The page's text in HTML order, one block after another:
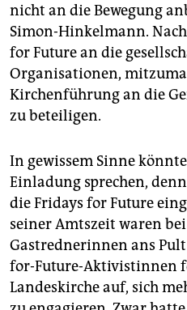
nicht an die Bewegung
Simon-Hinkelmann.
for Future an die
Organisationen,
Kirchenführung an die
zu beteiligen.
In gewissem Sinne
Einladung sprechen,
die Fridays for Future
seiner Amtszeit waren
Gastrednerinnen ans
for-Future-Aktivistinnen
Landeskirche auf, sich